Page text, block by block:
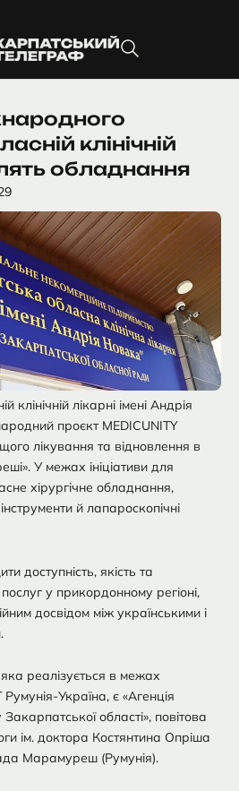
клінічній
обладнання
клінічній лікарні імені Андрія
проєкт MEDICUNITY
лікування та відновлення в
У межах ініціативи для
хірургічне обладнання,
й лапароскопічні
доступність, якість та
у прикордонному регіоні,
досвідом між українськими і
реалізується в межах
Україна, є «Агенція
області», повітова
ім. доктора Костянтина Опріша
Марамуреш (Румунія).